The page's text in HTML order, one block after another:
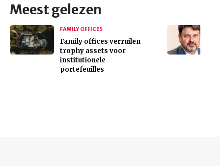
Meest gelezen
FAMILY OFFICES
Family offices verruilen
trophy assets voor
institutionele
portefeuilles